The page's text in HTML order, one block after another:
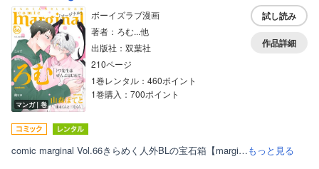
マンガ｜巻
ボーイズラブ漫画
著者：ろむ...他
出版社：双葉社
210ページ
1巻レンタル：460ポイント
1巻購入：700ポイント
試し読み
作品詳細
comic marginal Vol.66きらめく人外BLの宝石箱【margi…もっと見る